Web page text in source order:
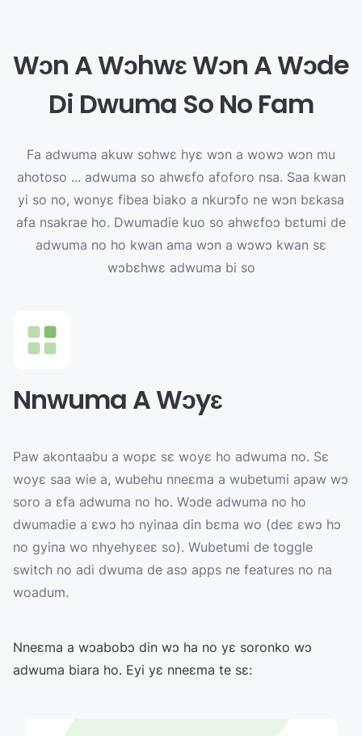
Wɔn A Wɔhwɛ Wɔn A Wɔde
Di Dwuma So No Fam
Fa adwuma akuw sohwɛ hyɛ wɔn a wowɔ wɔn mu
ahotoso ... adwuma so ahwɛfo afoforo nsa. Saa kwan
yi so no, wonyɛ fibea biako a nkurɔfo ne wɔn bɛkasa
afa nsakrae ho. Dwumadie kuo so ahwɛfoɔ bɛtumi de
adwuma no ho kwan ama wɔn a wɔwɔ kwan sɛ
wɔbɛhwɛ adwuma bi so
Nnwuma A Wɔyɛ
Paw akontaabu a wopɛ sɛ woyɛ ho adwuma no. Sɛ
woyɛ saa wie a, wubehu nneɛma a wubetumi apaw wɔ
soro a ɛfa adwuma no ho. Wɔde adwuma no ho
dwumadie a ɛwɔ hɔ nyinaa din bɛma wo (deɛ ɛwɔ hɔ
no gyina wo nhyehyɛeɛ so). Wubetumi de toggle
switch no adi dwuma de asɔ apps ne features no na
woadum.
Nneɛma a wɔabobɔ din wɔ ha no yɛ soronko wɔ
adwuma biara ho. Eyi yɛ nneɛma te sɛ: